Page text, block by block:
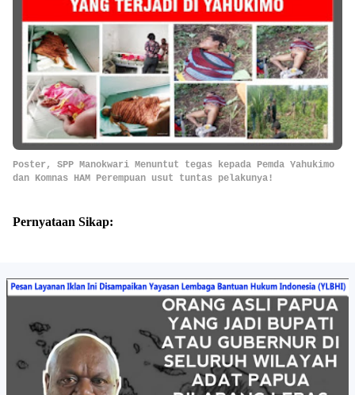
Poster, SPP Manokwari Menuntut tegas kepada Pemda Yahukimo
dan Komnas HAM Perempuan usut tuntas pelakunya!
Pernyataan Sikap: